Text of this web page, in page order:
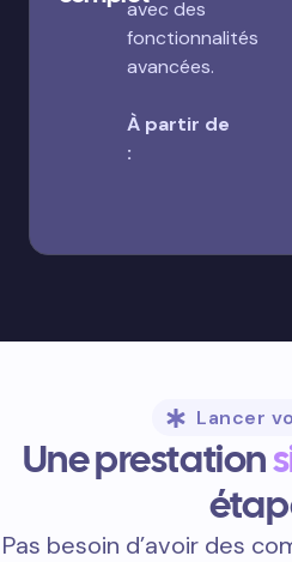
avec des
fonctionnalités
avancées.
À partir de
:
Lancer
Une prestation
Pas besoin d’avoir des